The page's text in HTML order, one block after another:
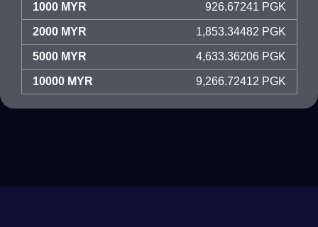
1000 MYR 926.67241 PGK
2000 MYR 1,853.34482 PGK
5000 MYR 4,633.36206 PGK
10000 MYR 9,266.72412 PGK